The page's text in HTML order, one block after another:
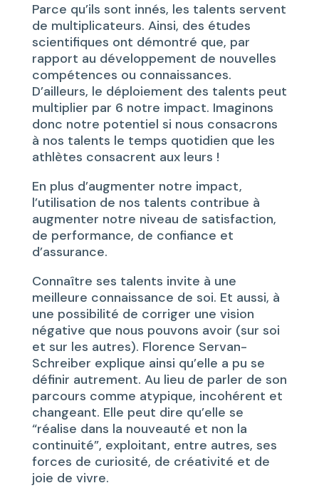
Parce qu’ils sont innés, les talents servent
de multiplicateurs. Ainsi, des études
scientifiques ont démontré que, par
rapport au développement de nouvelles
compétences ou connaissances.
D’ailleurs, le déploiement des talents peut
multiplier par 6 notre impact. Imaginons
donc notre potentiel si nous consacrons
à nos talents le temps quotidien que les
athlètes consacrent aux leurs !
En plus d’augmenter notre impact,
l’utilisation de nos talents contribue à
augmenter notre niveau de satisfaction,
de performance, de confiance et
d’assurance.
Connaître ses talents invite à une
meilleure connaissance de soi. Et aussi, à
une possibilité de corriger une vision
négative que nous pouvons avoir (sur soi
et sur les autres). Florence Servan-
Schreiber explique ainsi qu’elle a pu se
définir autrement. Au lieu de parler de son
parcours comme atypique, incohérent et
changeant. Elle peut dire qu’elle se
“réalise dans la nouveauté et non la
continuité”, exploitant, entre autres, ses
forces de curiosité, de créativité et de
joie de vivre.